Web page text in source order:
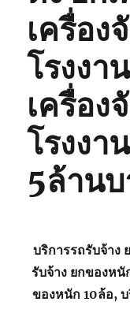
เครื่อง
โรงงา
เครื่อง
โรงงา
5ล้าน
บริการรถรับจ้าง
รับจ้าง ยกของหนั
ของหนัก 10ล้อ,